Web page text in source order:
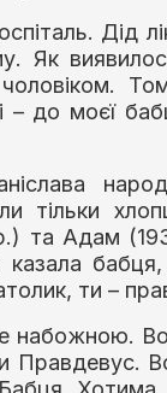
Дід
Як
– до моєї
тільки
та Адам
казала
ти –
набожною.
Правдевус.